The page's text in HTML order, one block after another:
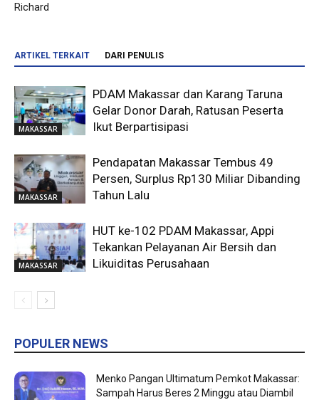
Richard
ARTIKEL TERKAIT DARI PENULIS
MAKASSAR
PDAM Makassar dan Karang Taruna
Gelar Donor Darah, Ratusan Peserta
Ikut Berpartisipasi
MAKASSAR
Pendapatan Makassar Tembus 49
Persen, Surplus Rp130 Miliar Dibanding
Tahun Lalu
MAKASSAR
HUT ke-102 PDAM Makassar, Appi
Tekankan Pelayanan Air Bersih dan
Likuiditas Perusahaan
POPULER NEWS
Menko Pangan Ultimatum Pemkot Makassar:
Sampah Harus Beres 2 Minggu atau Diambil